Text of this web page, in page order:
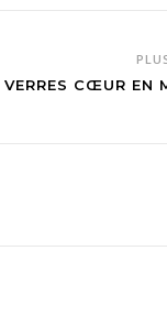
CŒUR EN